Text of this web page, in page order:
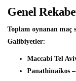
Genel
Toplam oynanan maç
Galibiyetler:
Maccabi Tel
Panathinaikos